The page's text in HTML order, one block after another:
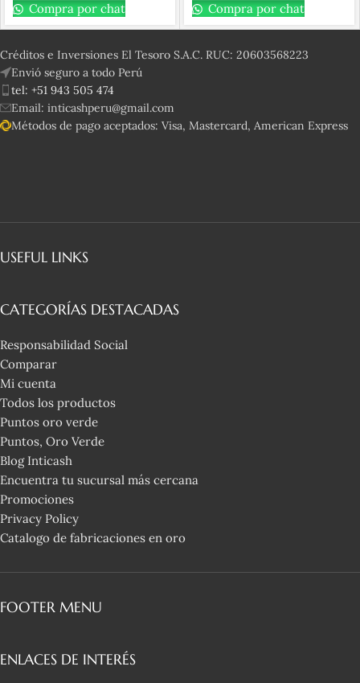
Compra por chat Compra por chat
Créditos e Inversiones El Tesoro S.A.C. RUC: 20603568223
Envió seguro a todo Perú
tel: +51 943 505 474
Email: inticashperu@gmail.com
Métodos de pago aceptados: Visa, Mastercard, American Express
USEFUL LINKS
CATEGORÍAS DESTACADAS
Responsabilidad Social
Comparar
Mi cuenta
Todos los productos
Puntos oro verde
Puntos, Oro Verde
Blog Inticash
Encuentra tu sucursal más cercana
Promociones
Privacy Policy
Catalogo de fabricaciones en oro
FOOTER MENU
ENLACES DE INTERÉS